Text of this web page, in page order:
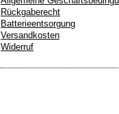
Rückgaberecht
Batterieentsorgung
Versandkosten
Widerruf